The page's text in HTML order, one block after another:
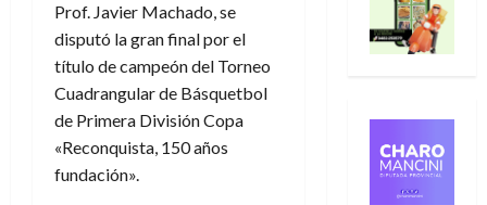
Prof. Javier Machado, se
disputó la gran final por el
título de campeón del Torneo
Cuadrangular de Básquetbol
de Primera División Copa
«Reconquista, 150 años
fundación».